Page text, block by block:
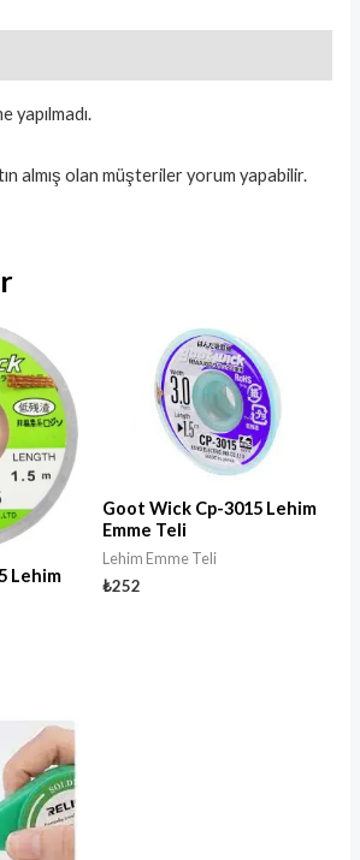
yapılmadı.
almış olan müşteriler yorum yapabilir.
Lehim
Goot Wick Cp-3015 Lehim
Emme Teli
Lehim Emme Teli
₺252